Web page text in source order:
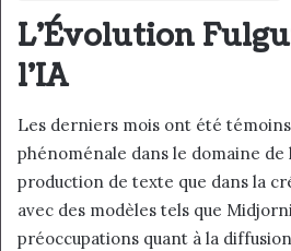
L’Évolution
l’IA
Les derniers mois ont été témoins
phénoménale dans le domaine de
production de texte que dans la
avec des modèles tels que
préoccupations quant à la